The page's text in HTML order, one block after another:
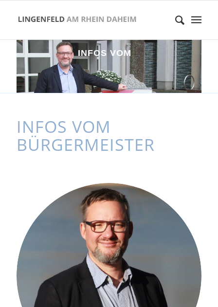
INFOS VOM
BÜ E RMEI TER
INFOS VOM
BÜRGERMEISTER